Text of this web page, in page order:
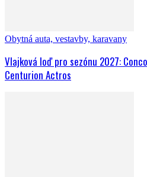
Obytná auta, vestavby, karavany
Vlajková loď pro sezónu 2027:
Centurion Actros